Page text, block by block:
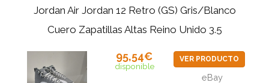
Jordan Air Jordan 12 Retro (GS) Gris/Blanco
Cuero Zapatillas Altas Reino Unido 3.5
95,54€
disponible
VER PRODUCTO
eBay